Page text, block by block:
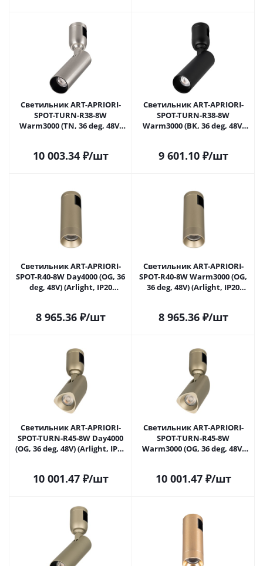
Светильник ART-APRIORI-
SPOT-TURN-R38-8W
Warm3000 (TN, 36 deg, 48V)
10 003.34₽/шт
Светильник ART-APRIORI-
SPOT-TURN-R38-8W
Warm3000 (BK, 36 deg, 48V)
9 601.10₽/шт
Светильник ART-APRIORI-
SPOT-R40-8W Day4000 (OG, 36
deg, 48V) (Arlight, IP20
8 965.36₽/шт
Светильник ART-APRIORI-
SPOT-R40-8W Warm3000 (OG,
36 deg, 48V) (Arlight, IP20
8 965.36₽/шт
Светильник ART-APRIORI-
SPOT-TURN-R45-8W Day4000
(OG, 36 deg, 48V) (Arlight, IP20
10 001.47₽/шт
Светильник ART-APRIORI-
SPOT-TURN-R45-8W
Warm3000 (OG, 36 deg, 48V)
10 001.47₽/шт